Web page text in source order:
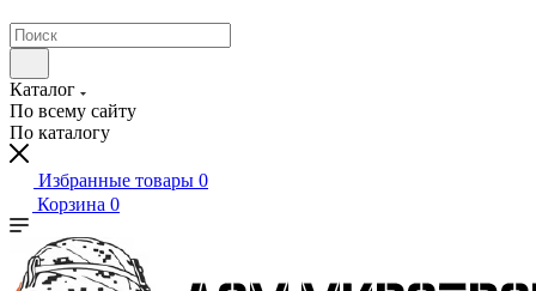
Каталог
По всему сайту
По каталогу
Избранные товары 0
Корзина 0